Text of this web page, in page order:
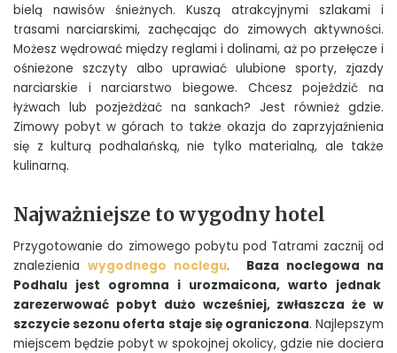
bielą nawisów śnieżnych. Kuszą atrakcyjnymi szlakami i
trasami narciarskimi, zachęcając do zimowych aktywności.
Możesz wędrować między reglami i dolinami, aż po przełęcze i
ośnieżone szczyty albo uprawiać ulubione sporty, zjazdy
narciarskie i narciarstwo biegowe. Chcesz pojeździć na
łyżwach lub pozjeżdżać na sankach? Jest również gdzie.
Zimowy pobyt w górach to także okazja do zaprzyjaźnienia
się z kulturą podhalańską, nie tylko materialną, ale także
kulinarną.
Najważniejsze to wygodny hotel
Przygotowanie do zimowego pobytu pod Tatrami zacznij od
znalezieniawygodnego noclegu. Baza noclegowa na
Podhalu jest ogromna i urozmaicona, warto jednak
zarezerwować pobyt dużo wcześniej, zwłaszcza że w
szczycie sezonu oferta staje się ograniczona. Najlepszym
miejscem będzie pobyt w spokojnej okolicy, gdzie nie dociera